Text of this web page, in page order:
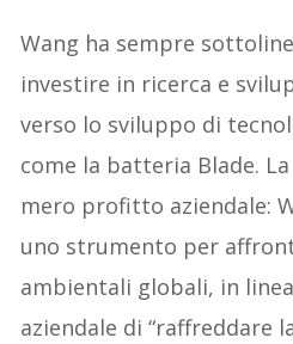
Wang ha sempre
investire in ricerca e
verso lo sviluppo di
come la batteria Blade.
mero profitto aziendale:
uno strumento per
ambientali globali, in
aziendale di “raffreddare